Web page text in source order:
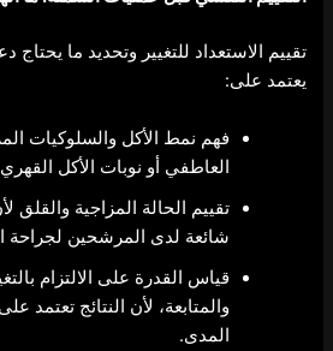
تقييم الاستعداد للتغيير وتحديد ما يحتاج
يعتمد على:
فهم نمط الأكل والسلوكيات
العاطفي أو نوبات الأكل
تقييم الحالة المزاجية والقلق
شائعة لدى المرشحين لجراحة
قياس القدرة على الالتزام
والمتابعة، لأن النتائج تعتمد
المدى.